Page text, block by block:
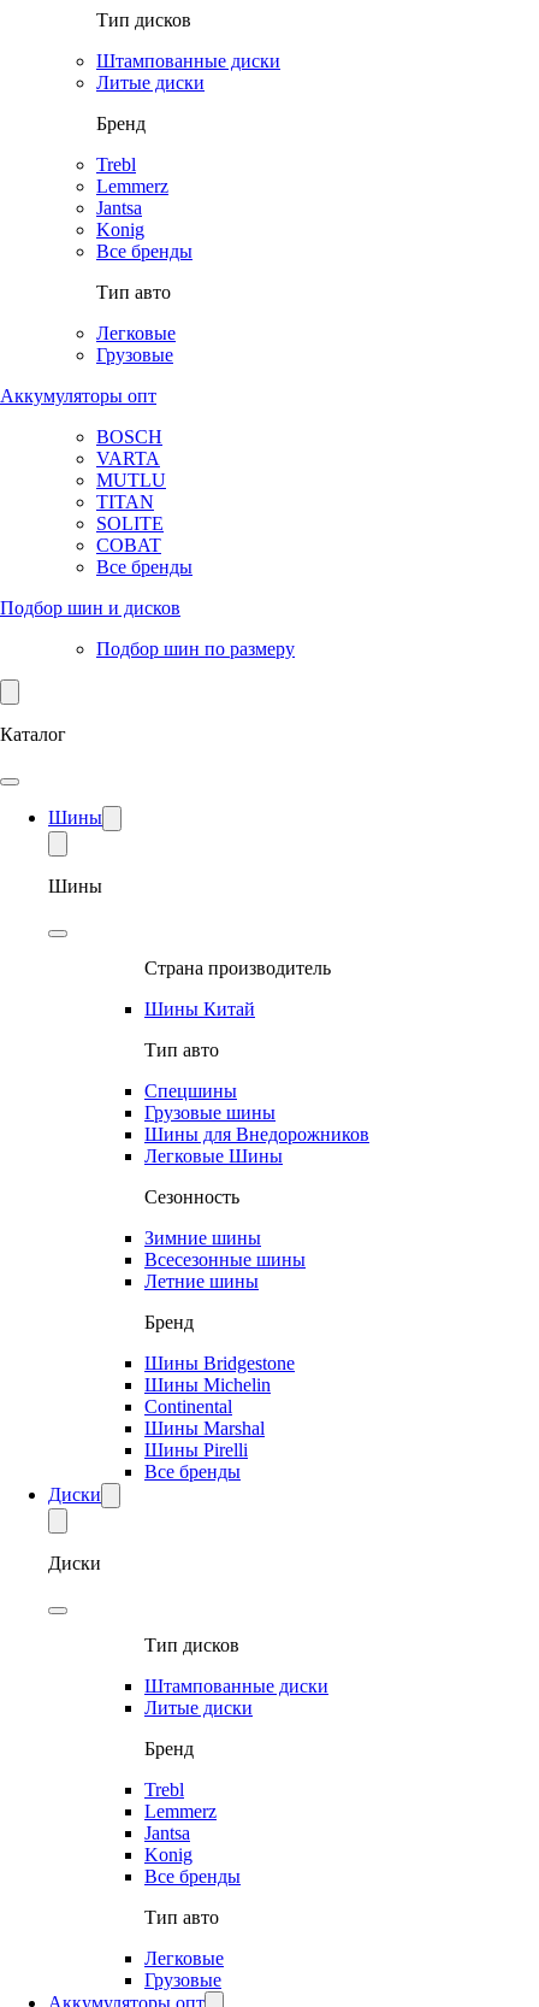
Тип дисков
Штампованные диски
Литые диски
Бренд
Trebl
Lemmerz
Jantsa
Konig
Все бренды
Тип авто
Легковые
Грузовые
Аккумуляторы опт
BOSCH
VARTA
MUTLU
TITAN
SOLITE
COBAT
Все бренды
Подбор шин и дисков
Подбор шин по размеру
Каталог
Шины
Шины
Страна производитель
Шины Китай
Тип авто
Спецшины
Грузовые шины
Шины для Внедорожников
Легковые Шины
Сезонность
Зимние шины
Всесезонные шины
Летние шины
Бренд
Шины Bridgestone
Шины Michelin
Continental
Шины Marshal
Шины Pirelli
Все бренды
Диски
Диски
Тип дисков
Штампованные диски
Литые диски
Бренд
Trebl
Lemmerz
Jantsa
Konig
Все бренды
Тип авто
Легковые
Грузовые
Аккумуляторы опт